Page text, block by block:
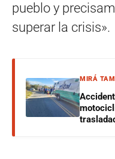
pueblo y
superar la crisis».
MIRÁ